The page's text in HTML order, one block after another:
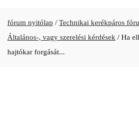
fórum nyitólap / Technikai kerékpáros
Általános-, vagy szerelési kérdések / Ha
hajtókar forgását...